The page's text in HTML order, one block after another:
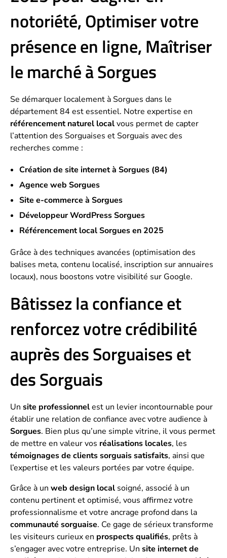
notoriété, Optimiser votre
présence en ligne, Maîtriser
le marché à Sorgues
Se démarquer localement à Sorgues dans le
département 84 est essentiel. Notre expertise en
référencement naturel localvous permet de capter
l’attention des Sorguaises et Sorguais avec des
recherches comme :
Création de site internet à Sorgues (84)
Agence web Sorgues
Site e-commerce à Sorgues
Développeur WordPress Sorgues
Référencement local Sorgues en 2025
Grâce à des techniques avancées (optimisation des
balises meta, contenu localisé, inscription sur annuaires
locaux), nous boostons votre visibilité sur Google.
Bâtissez la confiance et
renforcez votre crédibilité
auprès des Sorguaises et
des Sorguais
Un site professionnelest un levier incontournable pour
établir une relation de confiance avec votre audience à
Sorgues. Bien plus qu’une simple vitrine, il vous permet
de mettre en valeur vos réalisations locales, les
témoignages de clients sorguais satisfaits, ainsi que
l’expertise et les valeurs portées par votre équipe.
Grâce à un web design local soigné, associé à un
contenu pertinent et optimisé, vous affirmez votre
professionnalisme et votre ancrage profond dans la
communauté sorguaise. Ce gage de sérieux transforme
les visiteurs curieux en prospects qualifiés, prêts à
s’engager avec votre entreprise. Un site internet de